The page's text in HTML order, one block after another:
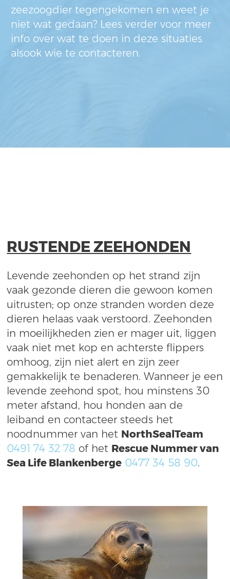
zeezoogdier tegengekomen en weet je
niet wat gedaan? Lees verder voor meer
info over wat te doen in deze situaties
alsook wie te contacteren.
RUSTENDE ZEEHONDEN
Levende zeehonden op het strand zijn
vaak gezonde dieren die gewoon komen
uitrusten; op onze stranden worden deze
dieren helaas vaak verstoord. Zeehonden
in moeilijkheden zien er mager uit, liggen
vaak niet met kop en achterste flippers
omhoog, zijn niet alert en zijn zeer
gemakkelijk te benaderen. Wanneer je een
levende zeehond spot, hou minstens 30
meter afstand, hou honden aan de
leiband en contacteer steeds het
noodnummer van het NorthSealTeam
0491 74 32 78 of het Rescue Nummer van
Sea Life Blankenberge 0477 34 58 90.